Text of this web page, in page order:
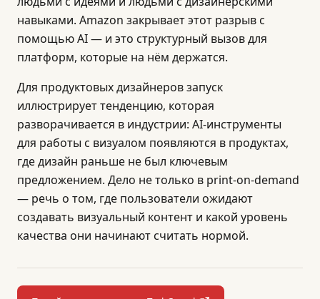
навыками. Amazon закрывает этот разрыв с
помощью AI — и это структурный вызов для
платформ, которые на нём держатся.
Для продуктовых дизайнеров запуск
иллюстрирует тенденцию, которая
разворачивается в индустрии: AI-инструменты
для работы с визуалом появляются в продуктах,
где дизайн раньше не был ключевым
предложением. Дело не только в print-on-demand
— речь о том, где пользователи ожидают
создавать визуальный контент и какой уровень
качества они начинают считать нормой.